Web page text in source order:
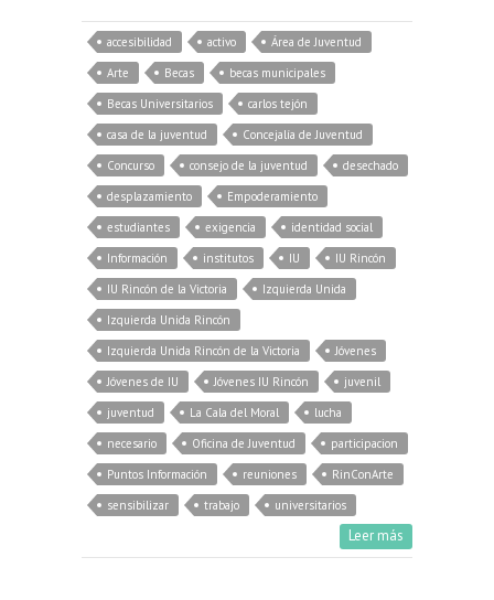
accesibilidad activo
Área de Juventud
Arte
Becas
becas municipales
Becas Universitarios
carlos tejón
casa de la juventud
Concejalía de Juventud
Concurso
consejo de la juventud
desechado
desplazamiento
Empoderamiento
estudiantes
exigencia
identidad social
Información
institutos IU
IU Rincón
IU Rincón de la Victoria
Izquierda Unida
Izquierda Unida Rincón
Izquierda Unida Rincón de la Victoria
Jóvenes
Jóvenes de IU
Jóvenes IU Rincón
juvenil
juventud
La Cala del Moral
lucha
necesario
Oficina de Juventud
participacion
Puntos Información
reuniones
RinConArte
sensibilizar
trabajo universitarios
Leer más